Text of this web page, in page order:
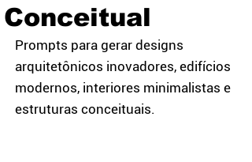
Conceitual
Prompts para gerar designs
arquitetônicos inovadores, edifícios
modernos, interiores minimalistas e
estruturas conceituais.